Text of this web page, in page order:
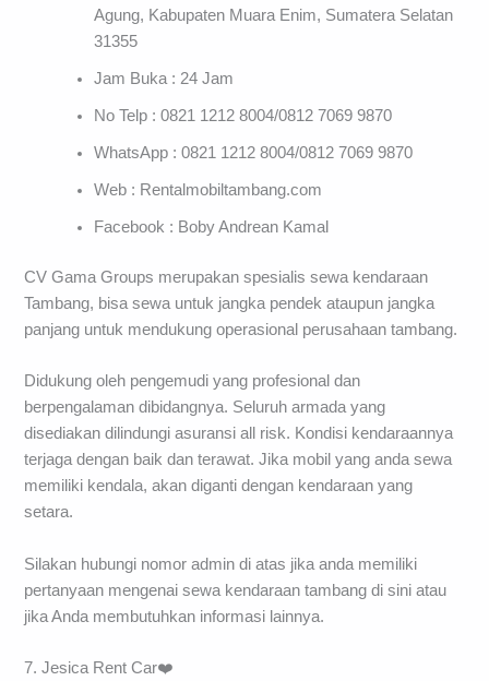
Agung, Kabupaten Muara Enim, Sumatera Selatan
31355
Jam Buka : 24 Jam
No Telp : 0821 1212 8004/0812 7069 9870
WhatsApp : 0821 1212 8004/0812 7069 9870
Web : Rentalmobiltambang.com
Facebook : Boby Andrean Kamal
CV Gama Groups merupakan spesialis sewa kendaraan
Tambang, bisa sewa untuk jangka pendek ataupun jangka
panjang untuk mendukung operasional perusahaan tambang.
Didukung oleh pengemudi yang profesional dan
berpengalaman dibidangnya. Seluruh armada yang
disediakan dilindungi asuransi all risk. Kondisi kendaraannya
terjaga dengan baik dan terawat. Jika mobil yang anda sewa
memiliki kendala, akan diganti dengan kendaraan yang
setara.
Silakan hubungi nomor admin di atas jika anda memiliki
pertanyaan mengenai sewa kendaraan tambang di sini atau
jika Anda membutuhkan informasi lainnya.
7. Jesica Rent Car❤️